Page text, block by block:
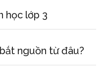
học lớp 3
nguồn từ đâu?